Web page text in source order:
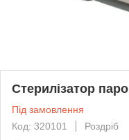
Стерилізатор
Під замовлення
Код: 320101
Роздріб